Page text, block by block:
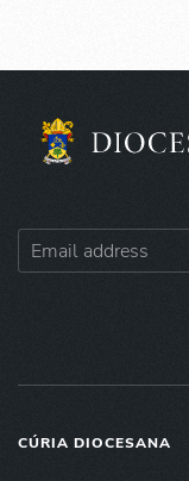
CÚRIA DIOCESANA